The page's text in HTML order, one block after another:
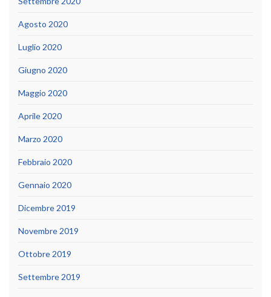
Agosto 2020
Luglio 2020
Giugno 2020
Maggio 2020
Aprile 2020
Marzo 2020
Febbraio 2020
Gennaio 2020
Dicembre 2019
Novembre 2019
Ottobre 2019
Settembre 2019